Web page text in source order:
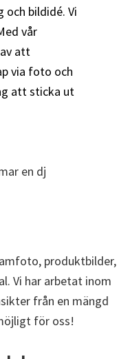
och bildidé. Vi
vår
att
via foto och
att sticka ut
produktbilder,
Vi har arbetat inom
från en mängd
för oss!